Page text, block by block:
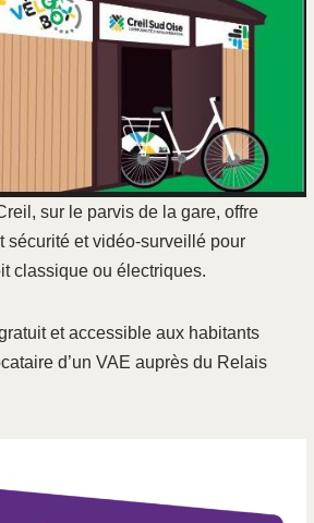
sur le parvis de la gare, offre
sécurité et vidéo-surveillé pour
classique ou électriques.
et accessible aux habitants
d’un VAE auprès du Relais